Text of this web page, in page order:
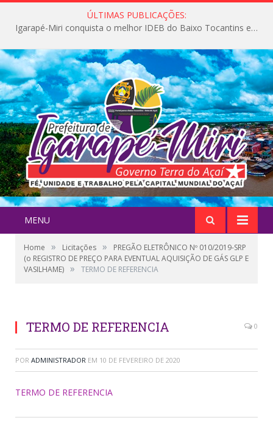
ÚLTIMAS PUBLICAÇÕES:
Igarapé-Miri conquista o melhor IDEB do Baixo Tocantins e avança na qualidade da educação pública
MENU
Home » Licitações »
PREGÃO ELETRÔNICO Nº 010/2019-SRP
(o REGISTRO DE PREÇO PARA EVENTUAL AQUISIÇÃO DE GÁS GLP E
VASILHAME) » TERMO DE REFERENCIA
TERMO DE REFERENCIA 0
POR ADMINISTRADOR EM 10 DE FEVEREIRO DE 2020
TERMO DE REFERENCIA